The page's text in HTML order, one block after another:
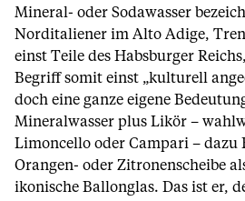
Mineral- oder Sodawasser
Norditaliener im Alto Adige,
einst Teile des Habsburger
Begriff somit einst „kulturell
doch eine ganze eigene
Mineralwasser plus Likör –
Limoncello oder Campari – dazu
Orangen- oder Zitronenscheibe
ikonische Ballonglas. Das ist er,